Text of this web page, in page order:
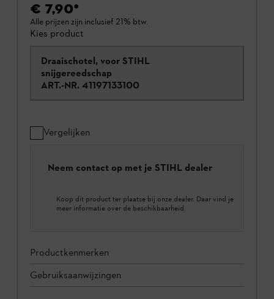
€ 7,90*
Alle prijzen zijn inclusief 21% btw.
Kies product
Draaischotel, voor STIHL
snijgereedschap
ART.-NR. 41197133100
Vergelijken
Neem contact op met je STIHL dealer
Koop dit product ter plaatse bij onze dealer. Daar vind je
meer informatie over de beschikbaarheid.
Productkenmerken
Gebruiksaanwijzingen